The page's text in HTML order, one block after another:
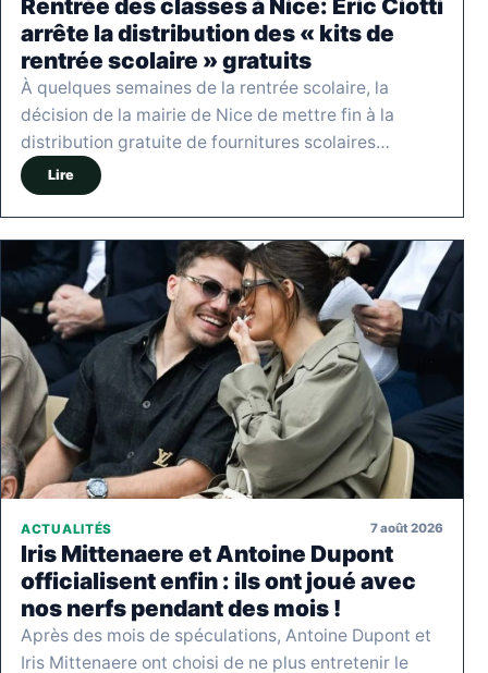
Rentrée des classes à Nice: Éric Ciotti
arrête la distribution des « kits de
rentrée scolaire » gratuits
À quelques semaines de la rentrée scolaire, la
décision de la mairie de Nice de mettre fin à la
distribution gratuite de fournitures scolaires…
Lire
ACTUALITÉS 7 août 2026
Iris Mittenaere et Antoine Dupont
officialisent enfin : ils ont joué avec
nos nerfs pendant des mois !
Après des mois de spéculations, Antoine Dupont et
Iris Mittenaere ont choisi de ne plus entretenir le